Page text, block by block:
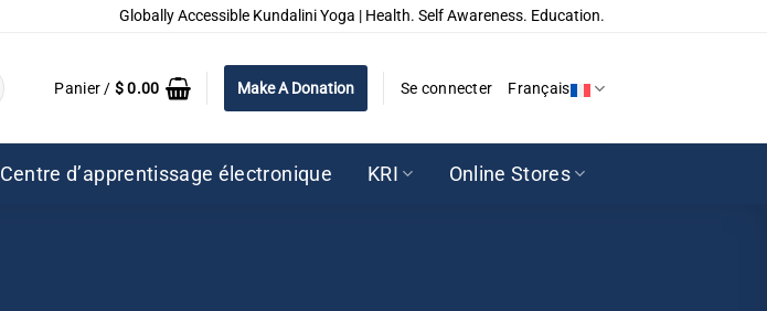
Globally Accessible Kundalini Yoga | Health. Self Awareness. Education.
Panier / $0.00 Make A Donation Se connecter Français
Centre d’apprentissage électronique KRI Online Stores